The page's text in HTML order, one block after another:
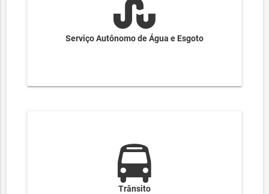
Serviço Autônomo de Água e Esgoto
Trânsito